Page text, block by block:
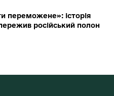
переможене»: історія
російський полон